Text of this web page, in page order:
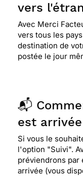
vers
Avec Merci
vers tous les
destination de
postée le jour
📬
est
Si vous le
l'option "Suivi".
préviendrons par
arrivée (vous